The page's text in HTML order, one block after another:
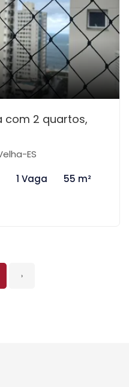
com 2 quartos,
ES
1 Vaga 55 m²
›